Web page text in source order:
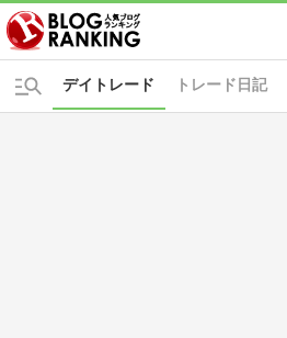
トレード日記
デイトレード